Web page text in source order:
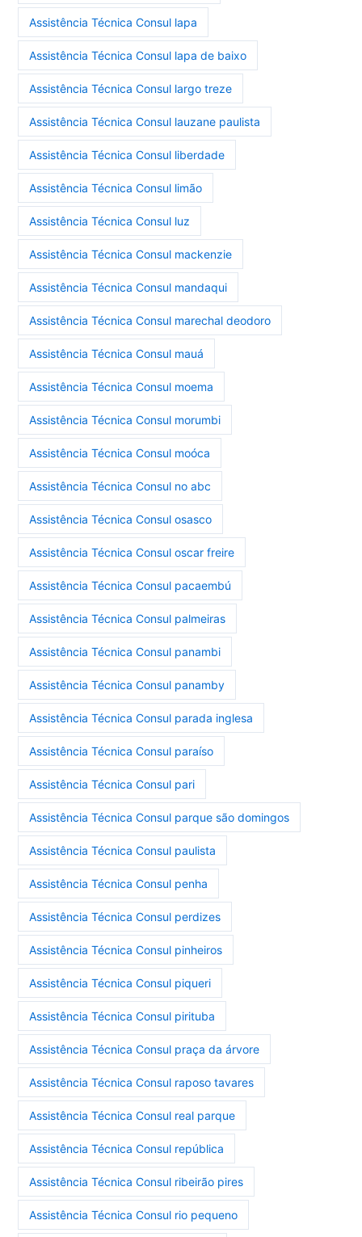
Assistência Técnica Consul lapa
Assistência Técnica Consul lapa de baixo
Assistência Técnica Consul largo treze
Assistência Técnica Consul lauzane paulista
Assistência Técnica Consul liberdade
Assistência Técnica Consul limão
Assistência Técnica Consul luz
Assistência Técnica Consul mackenzie
Assistência Técnica Consul mandaqui
Assistência Técnica Consul marechal deodoro
Assistência Técnica Consul mauá
Assistência Técnica Consul moema
Assistência Técnica Consul morumbi
Assistência Técnica Consul moóca
Assistência Técnica Consul no abc
Assistência Técnica Consul osasco
Assistência Técnica Consul oscar freire
Assistência Técnica Consul pacaembú
Assistência Técnica Consul palmeiras
Assistência Técnica Consul panambi
Assistência Técnica Consul panamby
Assistência Técnica Consul parada inglesa
Assistência Técnica Consul paraíso
Assistência Técnica Consul pari
Assistência Técnica Consul parque são domingos
Assistência Técnica Consul paulista
Assistência Técnica Consul penha
Assistência Técnica Consul perdizes
Assistência Técnica Consul pinheiros
Assistência Técnica Consul piqueri
Assistência Técnica Consul pirituba
Assistência Técnica Consul praça da árvore
Assistência Técnica Consul raposo tavares
Assistência Técnica Consul real parque
Assistência Técnica Consul república
Assistência Técnica Consul ribeirão pires
Assistência Técnica Consul rio pequeno